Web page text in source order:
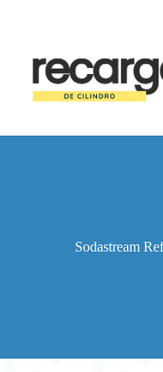
conteúdo
Sodastream